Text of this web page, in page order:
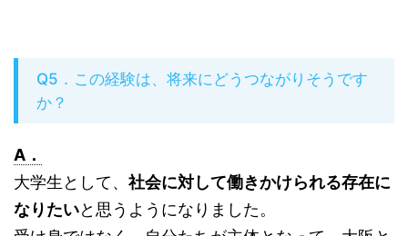
Q5．この経験は、将来にどうつながりそうです
か？
A．
大学生として、 社会に対して働きかけられる存在に
なりたいと思うようになりました。